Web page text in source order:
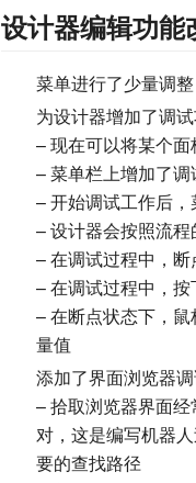
设计器编辑功能
菜单进行了少量调
为设计器增加了调
– 现在可以将某个
– 菜单栏上增加了
– 开始调试工作后
– 设计器会按照流
– 在调试过程中，
– 在调试过程中，
– 在断点状态下，
量值
添加了界面浏览器
– 拾取浏览器界面
对，这是编写机器
要的查找路径